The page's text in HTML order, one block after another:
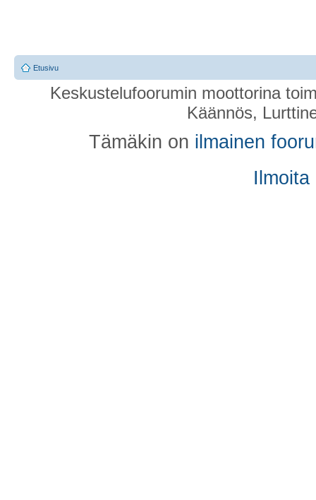
Etusivu
Keskustelufoorumin moottorina
Käännös,
Tämäkin on ilmainen